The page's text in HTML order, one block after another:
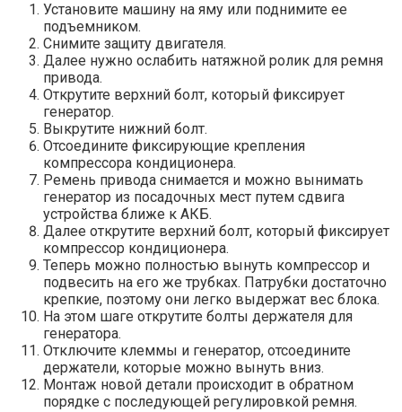
Установите машину на яму или поднимите ее
подъемником.
Снимите защиту двигателя.
Далее нужно ослабить натяжной ролик для ремня
привода.
Открутите верхний болт, который фиксирует
генератор.
Выкрутите нижний болт.
Отсоедините фиксирующие крепления
компрессора кондиционера.
Ремень привода снимается и можно вынимать
генератор из посадочных мест путем сдвига
устройства ближе к АКБ.
Далее открутите верхний болт, который фиксирует
компрессор кондиционера.
Теперь можно полностью вынуть компрессор и
подвесить на его же трубках. Патрубки достаточно
крепкие, поэтому они легко выдержат вес блока.
На этом шаге открутите болты держателя для
генератора.
Отключите клеммы и генератор, отсоедините
держатели, которые можно вынуть вниз.
Монтаж новой детали происходит в обратном
порядке с последующей регулировкой ремня.